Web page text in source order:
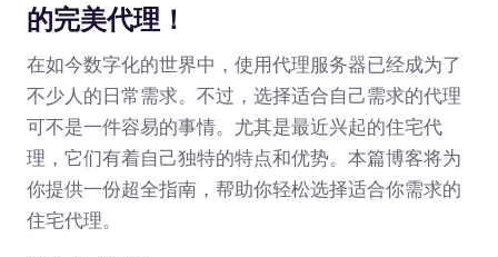
的完美代理！
在如今数字化的世界中，使用代理服务器已经成为了
不少人的日常需求。不过，选择适合自己需求的代理
可不是一件容易的事情。尤其是最近兴起的住宅代
理，它们有着自己独特的特点和优势。本篇博客将为
你提供一份超全指南，帮助你轻松选择适合你需求的
住宅代理。